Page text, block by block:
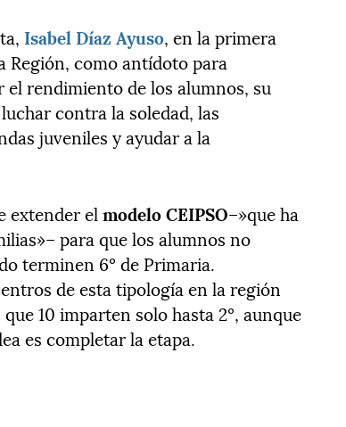
Isabel Díaz Ayuso, en la primera
Región, como antídoto para
rendimiento de los alumnos, su
contra la soledad, las
juveniles y ayudar a la
extender elmodelo CEIPSO–»que ha
para que los alumnos no
terminen 6º de Primaria.
de esta tipología en la región
10 imparten solo hasta 2º, aunque
es completar la etapa.